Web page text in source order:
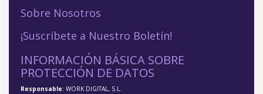
Sobre Nosotros
¡Suscríbete a Nuestro Boletín!
INFORMACIÓN BÁSICA SOBRE
PROTECCIÓN DE DATOS
Responsable: WORK DIGITAL, S.L.